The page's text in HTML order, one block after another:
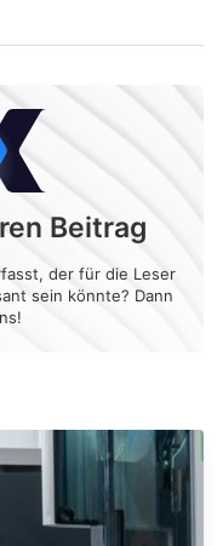
Beitrag
der für die Leser
sein könnte? Dann